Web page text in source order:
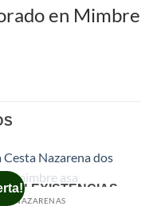
en Mimbre
SIN EXISTENCIAS
NAZARENAS